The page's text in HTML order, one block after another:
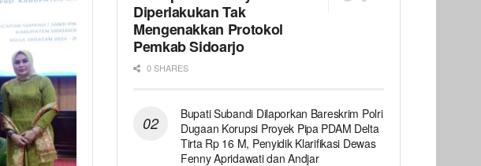
Diperlakukan Tak
Mengenakkan Protokol
Pemkab Sidoarjo
0 SHARES
Bupati Subandi Dilaporkan Bareskrim Polri
Dugaan Korupsi Proyek Pipa PDAM Delta
Tirta Rp 16 M, Penyidik Klarifikasi Dewas
Fenny Apridawati dan Andjar